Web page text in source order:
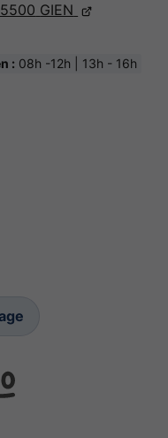
GIEN
: 08h -12h | 13h - 16h